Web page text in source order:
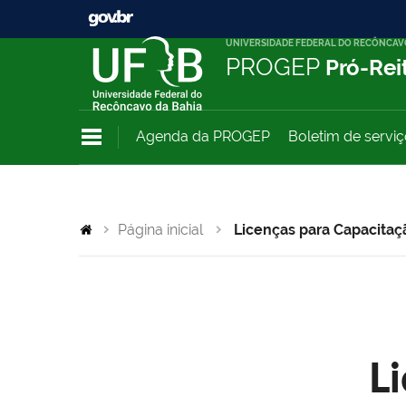
UNIVERSIDADE FEDERAL DO
PROGEP Pró-
Agenda da PROGEP Boletim de
Página inicial Licenças para